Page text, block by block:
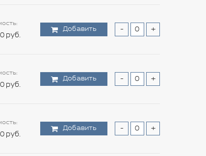
руб.
Добавить - +
руб.
Добавить - +
руб.
Добавить - +